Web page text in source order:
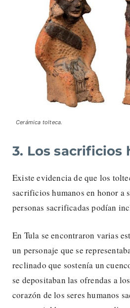
Cerámica tolteca.
3. Los sacrificios
Existe evidencia de que los
sacrificios humanos en honor a
personas sacrificadas podían
En Tula se encontraron varias
un personaje que se
reclinado que sostenía un
se depositaban las ofrendas a
corazón de los seres humanos